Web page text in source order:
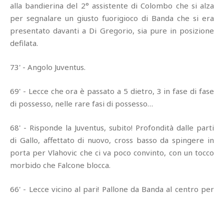
alla bandierina del 2° assistente di Colombo che si alza
per segnalare un giusto fuorigioco di Banda che si era
presentato davanti a Di Gregorio, sia pure in posizione
defilata.
73' - Angolo Juventus.
69' - Lecce che ora è passato a 5 dietro, 3 in fase di fase
di possesso, nelle rare fasi di possesso…
68' - Risponde la Juventus, subito! Profondità dalle parti
di Gallo, affettato di nuovo, cross basso da spingere in
porta per Vlahovic che ci va poco convinto, con un tocco
morbido che Falcone blocca.
66' - Lecce vicino al pari! Pallone da Banda al centro per